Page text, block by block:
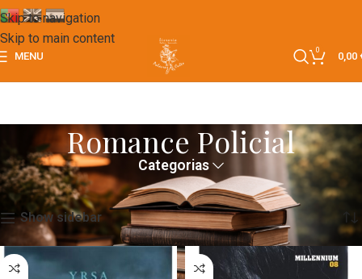
Skip to navigation
Skip to main content
MENU
0
0,00
Romance Policial
Categorias
Início Romance Policial A mostrar todos os 11 resultados
Show sidebar